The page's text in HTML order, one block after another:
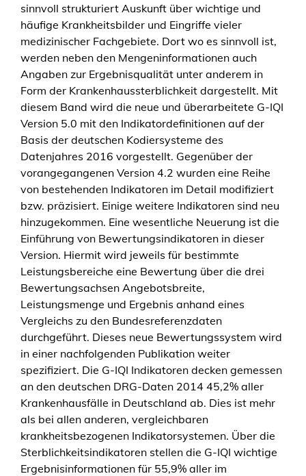
sinnvoll strukturiert Auskunft über wichtige und
häufige Krankheitsbilder und Eingriffe vieler
medizinischer Fachgebiete. Dort wo es sinnvoll ist,
werden neben den Mengeninformationen auch
Angaben zur Ergebnisqualität unter anderem in
Form der Krankenhaussterblichkeit dargestellt. Mit
diesem Band wird die neue und überarbeitete G-IQI
Version 5.0 mit den Indikatordefinitionen auf der
Basis der deutschen Kodiersysteme des
Datenjahres 2016 vorgestellt. Gegenüber der
vorangegangenen Version 4.2 wurden eine Reihe
von bestehenden Indikatoren im Detail modifiziert
bzw. präzisiert. Einige weitere Indikatoren sind neu
hinzugekommen. Eine wesentliche Neuerung ist die
Einführung von Bewertungsindikatoren in dieser
Version. Hiermit wird jeweils für bestimmte
Leistungsbereiche eine Bewertung über die drei
Bewertungsachsen Angebotsbreite,
Leistungsmenge und Ergebnis anhand eines
Vergleichs zu den Bundesreferenzdaten
durchgeführt. Dieses neue Bewertungssystem wird
in einer nachfolgenden Publikation weiter
spezifiziert. Die G-IQI Indikatoren decken gemessen
an den deutschen DRG-Daten 2014 45,2% aller
Krankenhausfälle in Deutschland ab. Dies ist mehr
als bei allen anderen, vergleichbaren
krankheitsbezogenen Indikatorsystemen. Über die
Sterblichkeitsindikatoren stellen die G-IQI wichtige
Ergebnisinformationen für 55,9% aller im